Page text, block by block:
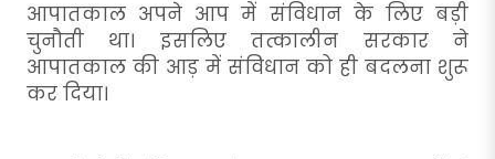
आपातकाल अपने आप में संविधान के लिए बड़ी
चुनौती था। इसलिए तत्कालीन सरकार ने
आपातकाल की आड़ में संविधान को ही बदलना शुरू
कर दिया।